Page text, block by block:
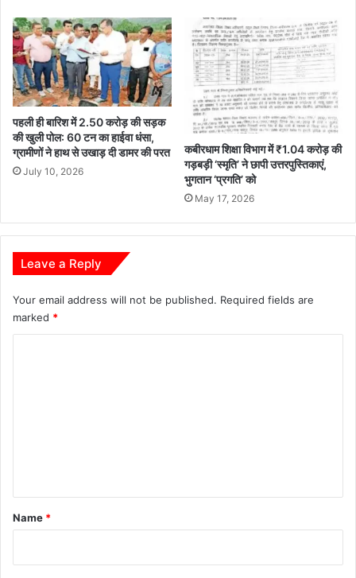
पहली ही बारिश में 2.50 करोड़ की सड़क
की खुली पोल: 60 टन का हाईवा धंसा,
ग्रामीणों ने हाथ से उखाड़ दी डामर की परत
July 10, 2026
कबीरधाम शिक्षा विभाग में ₹1.04 करोड़ की
गड़बड़ी ‘स्मृति’ ने छापी उत्तरपुस्तिकाएं,
भुगतान ‘प्रगति’ को
May 17, 2026
Leave a Reply
Your email address will not be published. Required fields are
marked *
*
Name *